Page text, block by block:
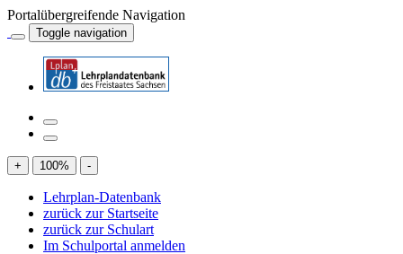
Portalübergreifende Navigation
Toggle navigation
+ 100% -
Lehrplan-Datenbank
zurück zur Startseite
zurück zur Schulart
Im Schulportal anmelden